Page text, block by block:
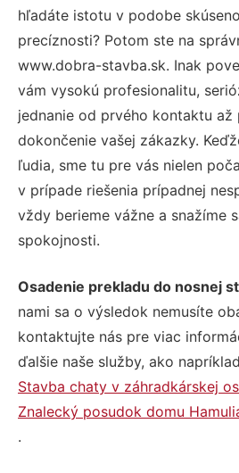
hľadáte istotu v podobe
precíznosti? Potom ste na
www.dobra-stavba.sk. Inak
vám vysokú profesionalitu,
jednanie od prvého kontaktu až
dokončenie vašej zákazky.
ľudia, sme tu pre vás nielen
v prípade riešenia prípadnej
vždy berieme vážne a snažíme
spokojnosti.
Osadenie prekladu do nosnej
nami sa o výsledok nemusíte
kontaktujte nás pre viac
ďalšie naše služby, ako napríklad
Stavba chaty v záhradkárskej
Znalecký posudok domu
.